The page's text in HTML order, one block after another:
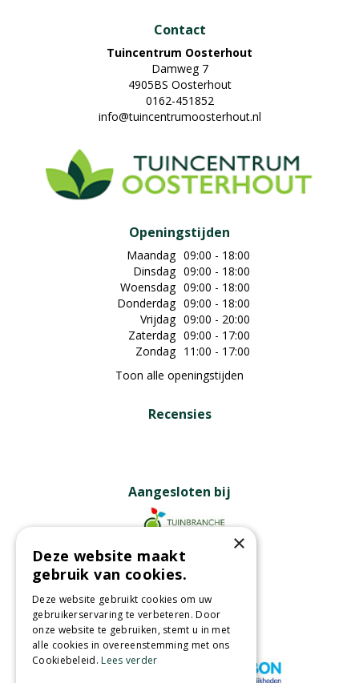
Contact
Tuincentrum Oosterhout
Damweg 7
4905BS Oosterhout
0162-451852
info@tuincentrumoosterhout.nl
Openingstijden
Maandag 09:00 - 18:00
Dinsdag 09:00 - 18:00
Woensdag 09:00 - 18:00
Donderdag 09:00 - 18:00
Vrijdag 09:00 - 20:00
Zaterdag 09:00 - 17:00
Zondag 11:00 - 17:00
Toon alle openingstijden
Recensies
Aangesloten bij
Partners
Wij accepteren
×
Deze website maakt
gebruik van cookies.
Deze website gebruikt cookies om uw
gebruikerservaring te verbeteren. Door
onze website te gebruiken, stemt u in met
alle cookies in overeenstemming met ons
Cookiebeleid.Lees verder